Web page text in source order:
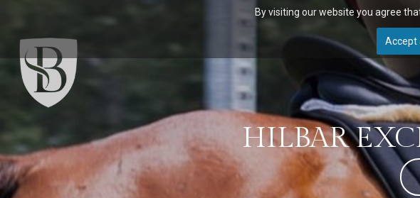
HILBAR
By visiting our website you agree
Accept